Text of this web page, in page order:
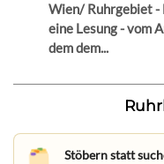
Wien/ Ruhrgebiet -
eine Lesung - vom
dem dem...
Stöbern statt